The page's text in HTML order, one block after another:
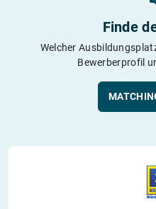
Finde
Welcher
Bewerberprofil